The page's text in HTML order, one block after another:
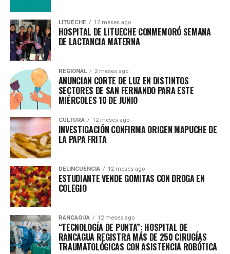
LITUECHE 12 meses ago
HOSPITAL DE LITUECHE CONMEMORÓ SEMANA
DE LACTANCIA MATERNA
REGIONAL 2 meses ago
ANUNCIAN CORTE DE LUZ EN DISTINTOS
SECTORES DE SAN FERNANDO PARA ESTE
MIÉRCOLES 10 DE JUNIO
CULTURA 12 meses ago
INVESTIGACIÓN CONFIRMA ORIGEN MAPUCHE DE
LA PAPA FRITA
DELINCUENCIA 12 meses ago
ESTUDIANTE VENDE GOMITAS CON DROGA EN
COLEGIO
RANCAGUA 12 meses ago
“TECNOLOGÍA DE PUNTA”: HOSPITAL DE
RANCAGUA REGISTRA MÁS DE 250 CIRUGÍAS
TRAUMATOLÓGICAS CON ASISTENCIA ROBÓTICA